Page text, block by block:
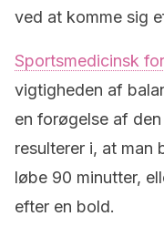
ved at komme sig
Sportsmedicinsk
vigtigheden af
en forøgelse af
resulterer i, at man
løbe 90 minutter,
efter en bold.